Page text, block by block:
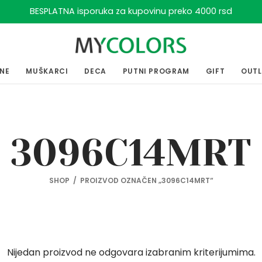
BESPLATNA isporuka za kupovinu preko 4000 rsd
MUŠKARCI DECA PUTNI PROGRAM GIFT
3096C14MRT
SHOP / PROIZVOD OZNAČEN „3096C14MRT“
Nijedan proizvod ne odgovara izabranim kriterijumima.